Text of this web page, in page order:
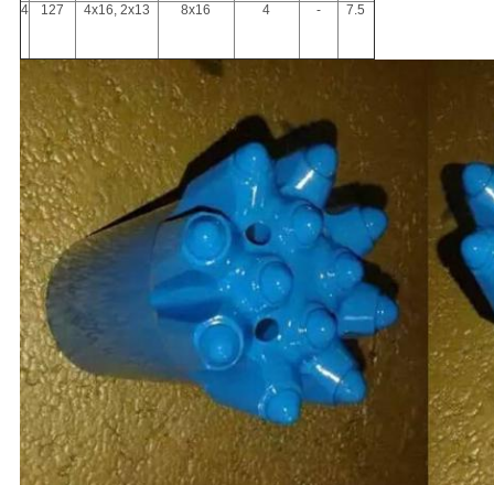
4 127 4x16, 2x13 8x16 4 - 7.5